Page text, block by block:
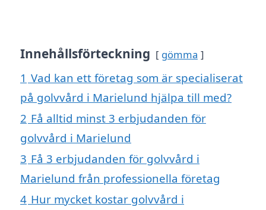
Innehållsförteckning gömma
1 Vad kan ett företag som är specialiserat
på golvvård i Marielund hjälpa till med?
2 Få alltid minst 3 erbjudanden för
golvvård i Marielund
3 Få 3 erbjudanden för golvvård i
Marielund från professionella företag
4 Hur mycket kostar golvvård i